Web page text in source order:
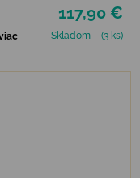
LIGHT BLUE
117,90 €
Skladom (3 ks)